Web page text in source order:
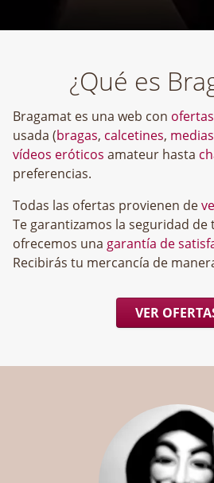
¿Qué es
Bragamat es una web con
usada (bragas, calcetines, medias
vídeos eróticos amateur hasta
preferencias.
Todas las ofertas provienen de
Te garantizamos la seguridad de
ofrecemos una garantía de
Recibirás tu mercancía de
VER